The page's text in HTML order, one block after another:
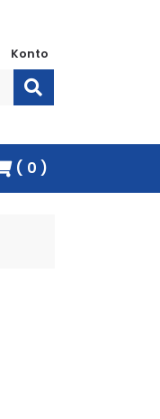
Konto
( 0 )